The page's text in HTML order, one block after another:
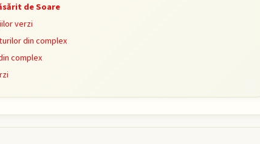
de Soare
verzi
din complex
complex